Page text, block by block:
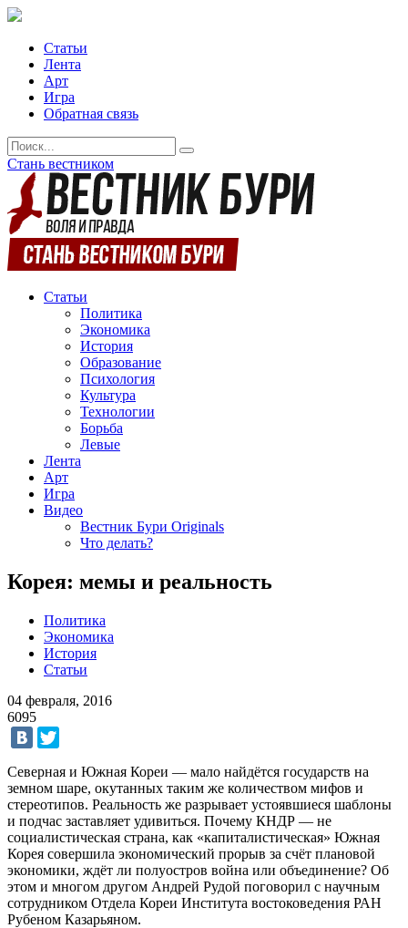
Статьи
Лента
Арт
Игра
Обратная связь
Стань вестником
Статьи
Политика
Экономика
История
Образование
Психология
Культура
Технологии
Борьба
Левые
Лента
Арт
Игра
Видео
Вестник Бури Originals
Что делать?
Корея: мемы и реальность
Политика
Экономика
История
Статьи
04 февраля, 2016
6095
Северная и Южная Кореи — мало найдётся государств на
земном шаре, окутанных таким же количеством мифов и
стереотипов. Реальность же разрывает устоявшиеся шаблоны
и подчас заставляет удивиться. Почему КНДР — не
социалистическая страна, как «капиталистическая» Южная
Корея совершила экономический прорыв за счёт плановой
экономики, ждёт ли полуостров война или объединение? Об
этом и многом другом Андрей Рудой поговорил с научным
сотрудником Отдела Кореи Института востоковедения РАН
Рубеном Казарьяном.